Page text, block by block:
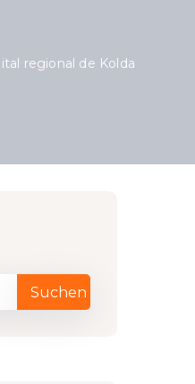
regional de Kolda